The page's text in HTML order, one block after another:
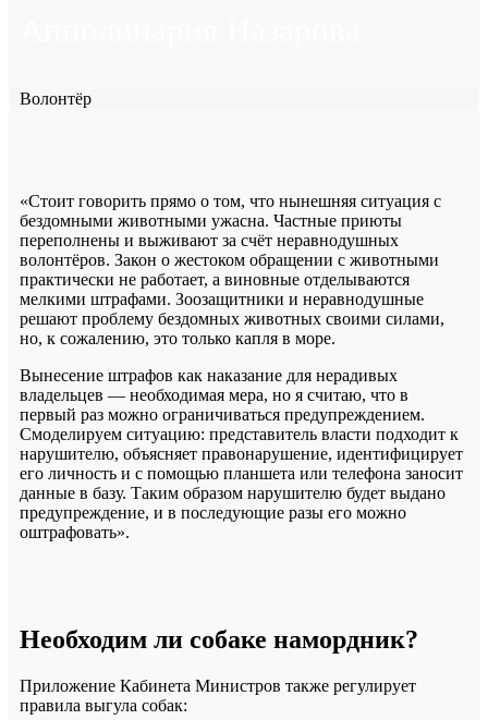
Волонтёр
«Стоит говорить прямо о том, что нынешняя ситуация с
бездомными животными ужасна. Частные приюты
переполнены и выживают за счёт неравнодушных
волонтёров. Закон о жестоком обращении с животными
практически не работает, а виновные отделываются
мелкими штрафами. Зоозащитники и неравнодушные
решают проблему бездомных животных своими силами,
но, к сожалению, это только капля в море.
Вынесение штрафов как наказание для нерадивых
владельцев — необходимая мера, но я считаю, что в
первый раз можно ограничиваться предупреждением.
Смоделируем ситуацию: представитель власти подходит к
нарушителю, объясняет правонарушение, идентифицирует
его личность и с помощью планшета или телефона заносит
данные в базу. Таким образом нарушителю будет выдано
предупреждение, и в последующие разы его можно
оштрафовать».
Необходим ли собаке намордник?
Приложение Кабинета Министров также регулирует
правила выгула собак: